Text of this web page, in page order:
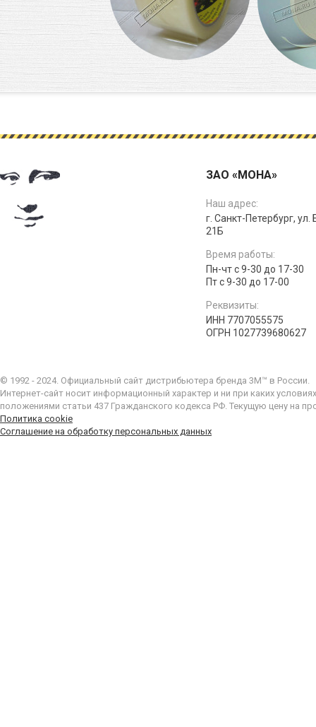
ЗАО «МОНА»
Наш адрес:
г. Санкт-Петербург,
21Б
Время работы:
Пн-чт с 9-30 до 17-30
Пт с 9-30 до 17-00
Реквизиты:
ИНН 7707055575
ОГРН 1027739680627
© 1992 - 2024. Официальный сайт дистрибьютера бренда 3M™ в России.
Интернет-сайт носит информационный характер и ни при каких
положениями статьи 437 Гражданского кодекса РФ. Текущую цену на
Политика cookie
Соглашение на обработку персональных данных